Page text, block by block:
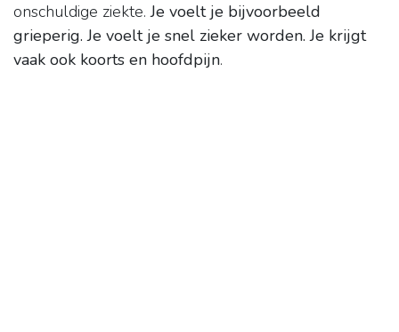
onschuldige ziekte.Je voelt je bijvoorbeeld
grieperig. Je voelt je snel zieker worden. Je krijgt
vaak ook koorts en hoofdpijn.